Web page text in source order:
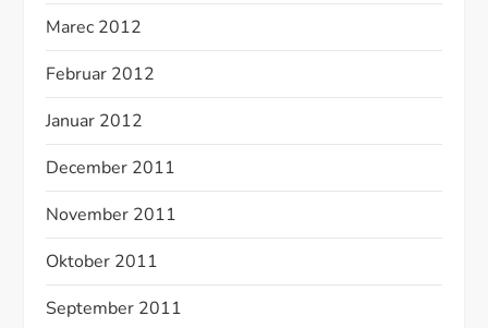
Marec 2012
Februar 2012
Januar 2012
December 2011
November 2011
Oktober 2011
September 2011